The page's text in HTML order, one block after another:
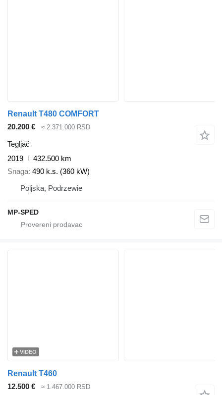
Renault T480 COMFORT
20.200 €
≈ 2.371.000 RSD
Tegljač
2019
432.500 km
Snaga 490 k.s. (360 kW)
Poljska, Podrzewie
MP-SPED
VIDEO
Renault T460
12.500 €
≈ 1.467.000 RSD